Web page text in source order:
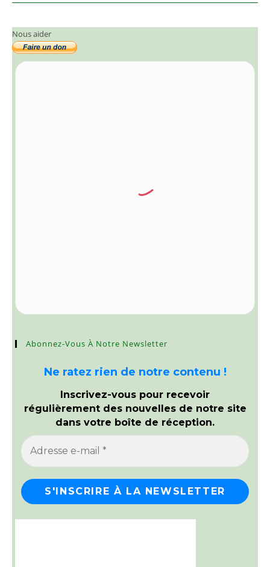
Nous aider
Abonnez-Vous À Notre Newsletter
Ne ratez rien de notre contenu !
Inscrivez-vous pour recevoir
régulièrement des nouvelles de notre site
dans votre boîte de réception.